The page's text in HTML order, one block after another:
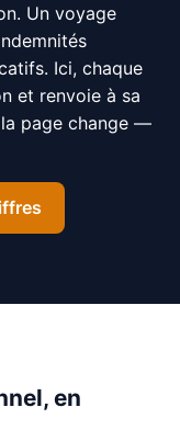
Un voyage
Ici, chaque
et renvoie à sa
la page change —
en